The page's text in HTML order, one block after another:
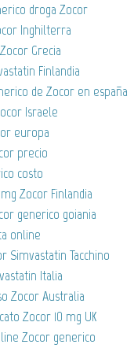
droga Zocor
Inghilterra
Grecia
Finlandia
de Zocor en españa
Israele
europa
precio
costo
Zocor Finlandia
generico goiania
online
Simvastatin Tacchino
Italia
Zocor Australia
Zocor 10 mg UK
Zocor generico